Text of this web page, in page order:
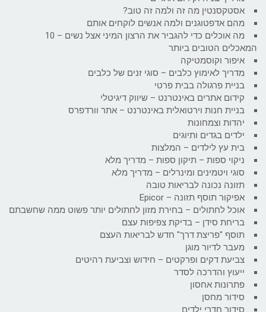
אסטקסנטין מה זה ולמה זה טוב?
מהם אדפטוגנים ולמה אנשים לוקחים אותם
מה אוכלים כדי להגביר את הרצון המיני אצל נשים – 10
המאכלים הטובים ביותר
איפור וקוסמטיקה
מדריך לאימוץ כלבים – סוגי זנים של כלבים
בניית פרגולה בבית פרטי
קידום אתרים באינטרנט – שיווק דיגיטלי
בניית חנות וירטואלית באינטרנט – אתר וורדפרס
יהדות וצמחונות
ילדים בגדים ותיוגים
בית עץ לילדים – המלצות
ניקוי ספות – תיקון ספות – מדריך מלא
סוגי ויטמינים ומינרלים – מדריך מלא
תזונה נכונה לבריאות טובה
אפיקור תוסף תזונה – Epicor
אוכל לחתולים – בחירת מזון לחתולים יותר פשוט ממה שחשבתם
בריחת סידן – בדיקת צפיפות עצם
תוסף "פריצת דרך" חדש לבריאות העצם
מעבר לדיור מוגן
צביעת דקים ופרקטים – חידוש וצביעת רהיטים
ייעוץ והדרכה לסדר
פתרונות אחסון
סידור מחסן
סידור חדרי ילדים